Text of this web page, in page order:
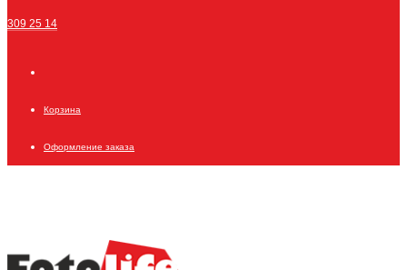
309 25 14
Корзина
Оформление заказа